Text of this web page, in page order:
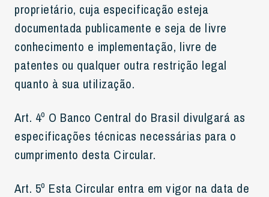
proprietário, cuja especificação esteja
documentada publicamente e seja de livre
conhecimento e implementação, livre de
patentes ou qualquer outra restrição legal
quanto à sua utilização.
Art. 4º O Banco Central do Brasil divulgará as
especificações técnicas necessárias para o
cumprimento desta Circular.
Art. 5º Esta Circular entra em vigor na data de